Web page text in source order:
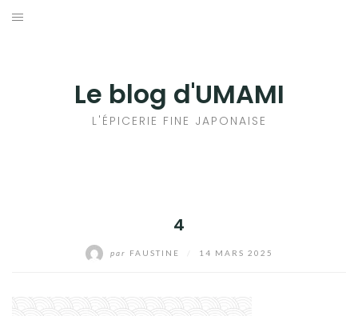
Aller
Le blog d'UMAMI
L'ÉPICERIE FINE JAPONAISE
4
par FAUSTINE 14 MARS 2025